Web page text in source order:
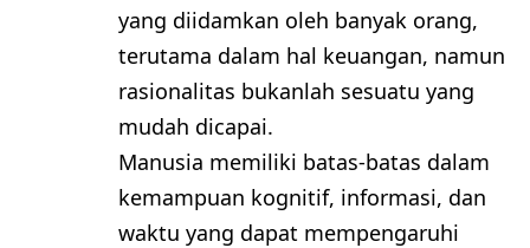
yang diidamkan oleh banyak orang,
terutama dalam hal keuangan, namun
rasionalitas bukanlah sesuatu yang
mudah dicapai.
Manusia memiliki batas-batas dalam
kemampuan kognitif, informasi, dan
waktu yang dapat mempengaruhi